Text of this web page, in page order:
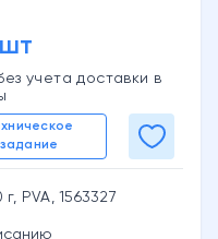
учета доставки в
задание
PVA, 1563327